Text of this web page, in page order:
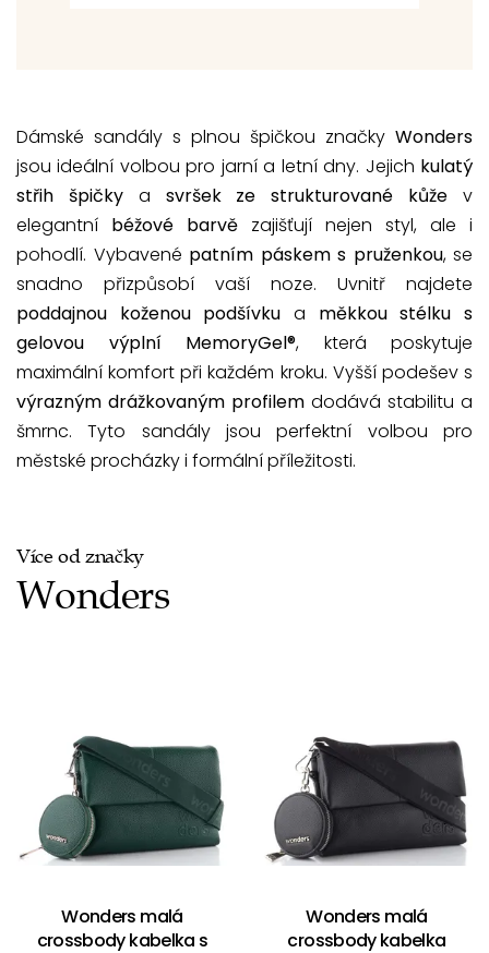
Dámské sandály s plnou špičkou značky Wonders
jsou ideální volbou pro jarní a letní dny. Jejich kulatý
střih špičkya svršek ze strukturované kůže v
elegantní béžové barvě zajišťují nejen styl, ale i
pohodlí. Vybavené patním páskem s pruženkou, se
snadno přizpůsobí vaší noze. Uvnitř najdete
poddajnou koženou podšívku a měkkou stélku s
gelovou výplní MemoryGel®, která poskytuje
maximální komfort při každém kroku. Vyšší podešev s
výrazným drážkovaným profilem dodává stabilitu a
šmrnc. Tyto sandály jsou perfektní volbou pro
městské procházky i formální příležitosti.
Více od značky
Wonders
Wonders malá
crossbody kabelka s
Wonders malá
crossbody kabelka